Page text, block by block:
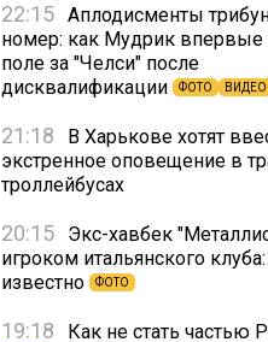
22:15 Аплодисменты
номер: как Мудрик
поле за "Челси" после
дисквалификации
ФОТО ВИДЕО
21:18
В Харькове хотят
экстренное оповещение в
троллейбусах
20:15
Экс-хавбек
игроком итальянского клуба:
известно
ФОТО
19:18 Как не стать частью